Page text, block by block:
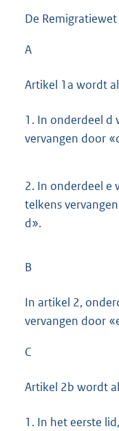
De
A
Artikel 1a wordt
1. In onderdeel d
vervangen door
2. In onderdeel e
telkens
d».
B
In artikel 2,
vervangen door
C
Artikel 2b wordt
1. In het eerste